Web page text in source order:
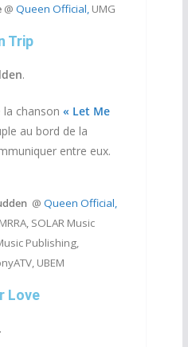
@ Queen Official, UMG
Trip
.
chanson « Let Me
au bord de la
entre eux.
@ Queen Official,
SOLAR Music
Publishing,
UBEM
Love